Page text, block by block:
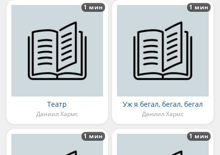
Театр
Даниил Хармс
1 мин
Уж я бегал, бегал, бегал
Даниил Хармс
1 мин
1 мин 1 мин